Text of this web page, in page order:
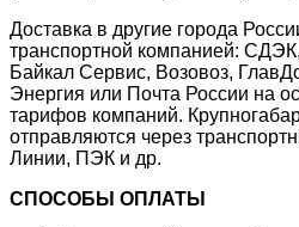
Доставка в другие города
транспортной компанией:
Байкал Сервис, Возовоз,
Энергия или Почта России на
тарифов компаний.
отправляются через
Линии, ПЭК и др.
СПОСОБЫ ОПЛАТЫ